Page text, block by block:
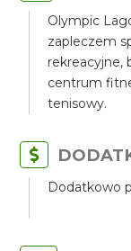
Olympic
zapleczem
rekreacyjne,
centrum
tenisowy.
Dodatkowo